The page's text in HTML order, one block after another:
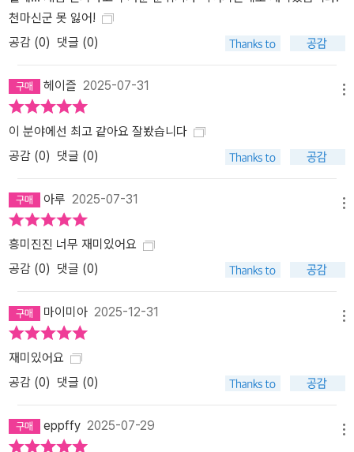
천마신군 못 잃어!
공감 (0) 댓글 (0)
헤이즐 2025-07-31
이 분야에선 최고 같아요 잘봤습니다
공감 (0) 댓글 (0)
아루 2025-07-31
흥미진진 너무 재미있어요
공감 (0) 댓글 (0)
마이미아 2025-12-31
재미있어요
공감 (0) 댓글 (0)
eppffy 2025-07-29